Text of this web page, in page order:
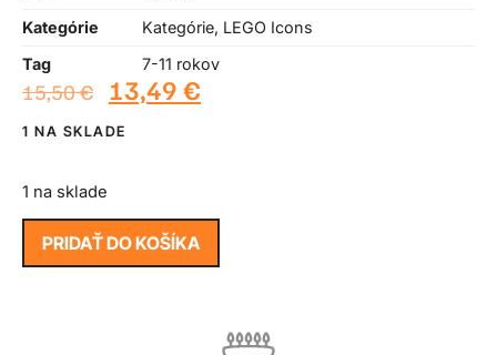
Kategórie
Kategórie, LEGO Icons
Tag
7-11 rokov
15,50€ 13,49 €
1 NA SKLADE
1 na sklade
PRIDAŤ DO KOŠÍKA